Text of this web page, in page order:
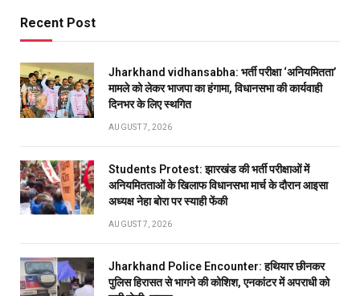
Recent Post
Jharkhand vidhansabha: भर्ती परीक्षा ‘अनियमितता’
मामले को लेकर भाजपा का हंगामा, विधानसभा की कार्यवाही
दिनभर के लिए स्थगित
AUGUST 7, 2026
Students Protest: झारखंड की भर्ती परीक्षाओं में
अनियमितताओं के खिलाफ विधानसभा मार्च के दौरान आइसा
अध्यक्ष नेहा बोरा पर स्याही फेंकी
AUGUST 7, 2026
Jharkhand Police Encounter: हथियार छीनकर
पुलिस हिरासत से भागने की कोशिश, एनकांटर में अपराधी को